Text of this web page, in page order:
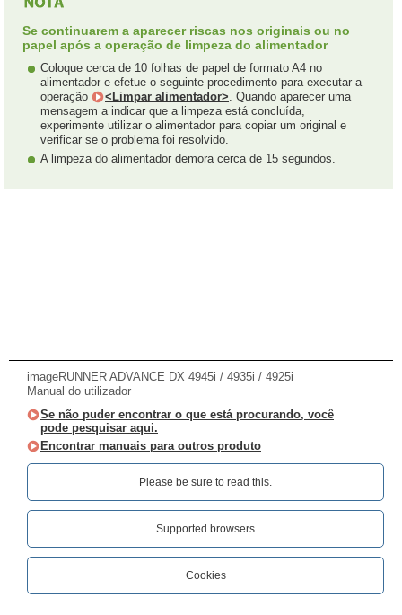
Se continuarem a aparecer riscas nos originais ou no
papel após a operação de limpeza do alimentador
Coloque cerca de 10 folhas de papel de formato A4 no
alimentador e efetue o seguinte procedimento para executar a
operação
<Limpar alimentador>. Quando aparecer uma
mensagem a indicar que a limpeza está concluída,
experimente utilizar o alimentador para copiar um original e
verificar se o problema foi resolvido.
A limpeza do alimentador demora cerca de 15 segundos.
imageRUNNER ADVANCE DX 4945i / 4935i / 4925i
Manual do utilizador
Se não puder encontrar o que está procurando, você
pode pesquisar aqui.
Encontrar manuais para outros produto
Please be sure to read this.‎
Supported browsers
Cookies